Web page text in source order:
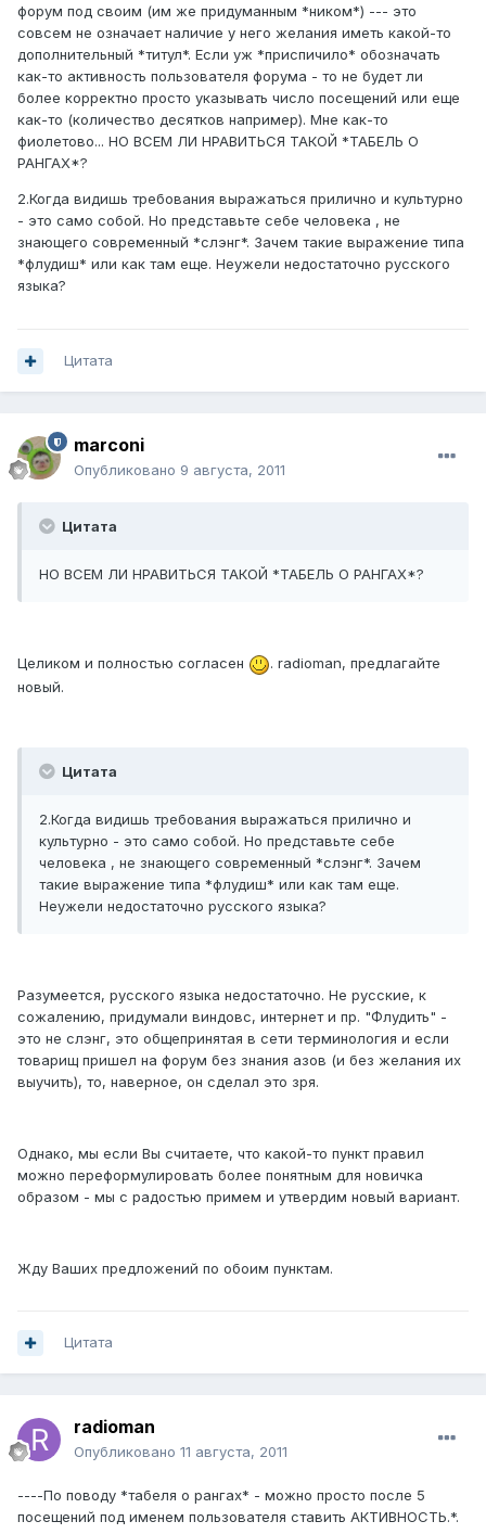
форум под своим (им же придуманным *ником*) --- это
совсем не означает наличие у него желания иметь какой-то
дополнительный *титул*. Если уж *приспичило* обозначать
как-то активность пользователя форума - то не будет ли
более корректно просто указывать число посещений или еще
как-то (количество десятков например). Мне как-то
фиолетово... НО ВСЕМ ЛИ НРАВИТЬСЯ ТАКОЙ *ТАБЕЛЬ О
РАНГАХ*?
2.Когда видишь требования выражаться прилично и культурно
- это само собой. Но представьте себе человека , не
знающего современный *слэнг*. Зачем такие выражение типа
*флудиш* или как там еще. Неужели недостаточно русского
языка?
Цитата
marconi
Опубликовано 9 августа, 2011
Цитата
НО ВСЕМ ЛИ НРАВИТЬСЯ ТАКОЙ *ТАБЕЛЬ О РАНГАХ*?
Целиком и полностью согласен
. radioman, предлагайте
новый.
Цитата
2.Когда видишь требования выражаться прилично и
культурно - это само собой. Но представьте себе
человека , не знающего современный *слэнг*. Зачем
такие выражение типа *флудиш* или как там еще.
Неужели недостаточно русского языка?
Разумеется, русского языка недостаточно. Не русские, к
сожалению, придумали виндовс, интернет и пр. "Флудить" -
это не слэнг, это общепринятая в сети терминология и если
товарищ пришел на форум без знания азов (и без желания их
выучить), то, наверное, он сделал это зря.
Однако, мы если Вы считаете, что какой-то пункт правил
можно переформулировать более понятным для новичка
образом - мы с радостью примем и утвердим новый вариант.
Жду Ваших предложений по обоим пунктам.
Цитата
radioman
Опубликовано 11 августа, 2011
----По поводу *табеля о рангах* - можно просто после 5
посещений под именем пользователя ставить АКТИВНОСТЬ.*.